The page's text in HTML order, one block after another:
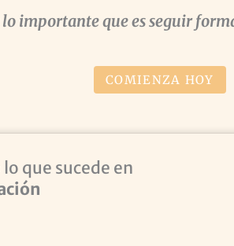
lo importante que es seguir
COMIENZA HOY
que sucede en